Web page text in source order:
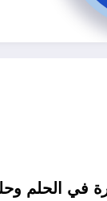
في الحلم